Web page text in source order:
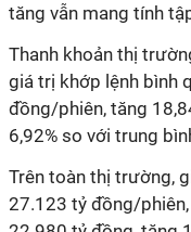
tăng vẫn mang tính
Thanh khoản thị
giá trị khớp lệnh bình
đồng/phiên, tăng
6,92% so với trung
Trên toàn thị trường,
27.123 tỷ đồng/